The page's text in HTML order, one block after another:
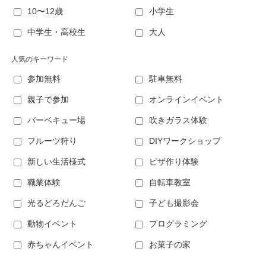
10〜12歳 小学生
中学生・高校生 大人
人気のキーワード
参加無料 駐車無料
親子で参加 オンラインイベント
バーベキュー場 吹きガラス体験
フルーツ狩り DIYワークショップ
新しい生活様式 ピザ作り体験
職業体験 自転車教室
光るどろだんご 子ども撮影会
動物イベント プログラミング
赤ちゃんイベント お菓子の家